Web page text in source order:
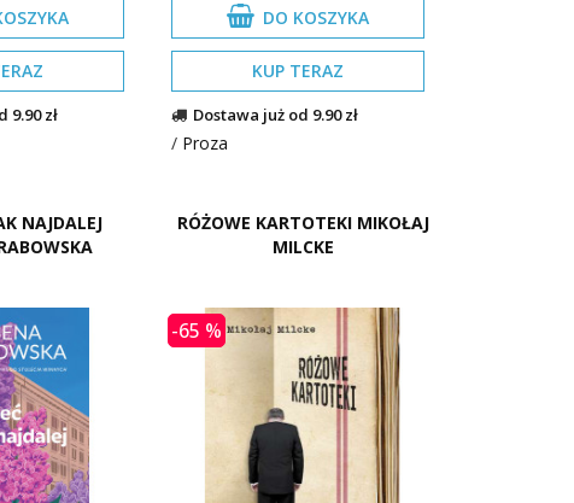
9.90 zł
DO KOSZYKA
KUP TERAZ
Dostawa już od 9.90 zł
/ Proza
NAJDALEJ
RÓŻOWE KARTOTEKI MIKOŁAJ
MILCKE
-65 %